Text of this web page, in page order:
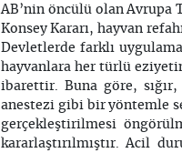
AB’nin öncülü olan Avrupa
Konsey Kararı, hayvan
Devletlerde farklı
hayvanlara her türlü
ibarettir. Buna göre,
anestezi gibi bir yöntemle
gerçekleştirilmesi
kararlaştırılmıştır. Acil